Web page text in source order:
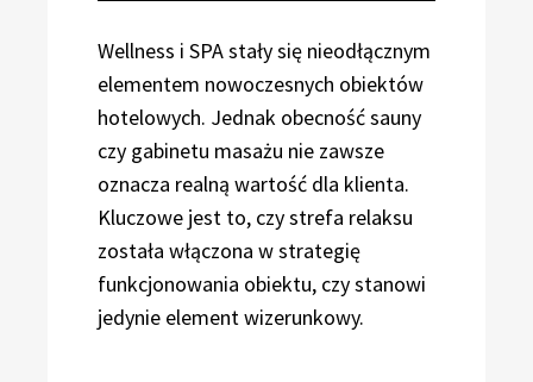
Wellness i SPA stały się nieodłącznym
elementem nowoczesnych obiektów
hotelowych. Jednak obecność sauny
czy gabinetu masażu nie zawsze
oznacza realną wartość dla klienta.
Kluczowe jest to, czy strefa relaksu
została włączona w strategię
funkcjonowania obiektu, czy stanowi
jedynie element wizerunkowy.